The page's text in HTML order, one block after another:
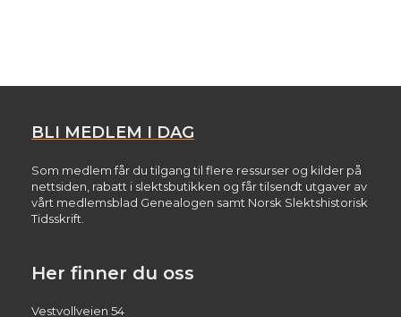
BLI MEDLEM I DAG
Som medlem får du tilgang til flere ressurser og kilder på
nettsiden, rabatt i slektsbutikken og får tilsendt utgaver av
vårt medlemsblad Genealogen samt Norsk Slektshistorisk
Tidsskrift.
Her finner du oss
Vestvollveien 54